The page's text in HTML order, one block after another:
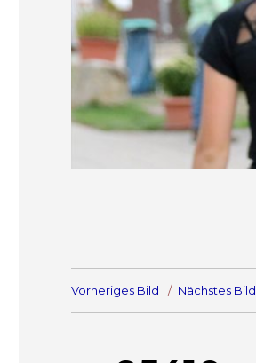
Vorheriges Bild Nächstes Bild